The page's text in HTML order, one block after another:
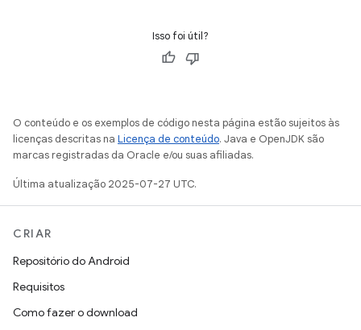
Isso foi útil?
O conteúdo e os exemplos de código nesta página estão sujeitos às
licenças descritas na Licença de conteúdo. Java e OpenJDK são
marcas registradas da Oracle e/ou suas afiliadas.
Última atualização 2025-07-27 UTC.
CRIAR
Repositório do Android
Requisitos
Como fazer o download